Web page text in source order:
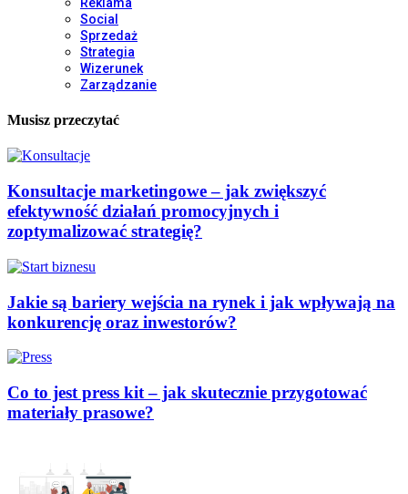
Social
Sprzedaż
Strategia
Wizerunek
Zarządzanie
Musisz przeczytać
Konsultacje marketingowe – jak zwiększyć
efektywność działań promocyjnych i
zoptymalizować strategię?
Jakie są bariery wejścia na rynek i jak wpływają na
konkurencję oraz inwestorów?
Co to jest press kit – jak skutecznie przygotować
materiały prasowe?